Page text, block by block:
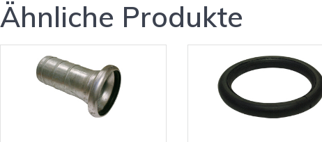
Ähnliche Produkte